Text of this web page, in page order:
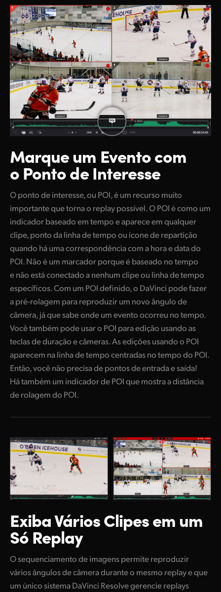
Marque um Eventocom
o Ponto de Interesse
O ponto de interesse, ou POI, é um recurso muito
importante que torna o replay possível. O POI é como um
indicador baseado em tempo e aparece em qualquer
clipe, ponto da linha de tempo ou ícone de repartição
quando há uma correspondência com a hora e data do
POI. Não é um marcador porque é baseado no tempo
e não está conectado a nenhum clipe ou linha de tempo
específicos. Com um POI definido, o DaVinci pode fazer
a pré-rolagem para reproduzir um novo ângulo de
câmera, já que sabe onde um evento ocorreu no tempo.
Você também pode usar o POI para edição usando as
teclas de duração e câmeras. As edições usando o POI
aparecem na linha de tempo centradas no tempo do POI.
Então, você não precisa de pontos de entrada e saída!
Há também um indicador de POI que mostra a distância
de rolagem do POI.
Exiba Vários Clipesem um
Só Replay
O sequenciamento de imagens permite reproduzir
vários ângulos de câmera durante o mesmo replay e que
um único sistema DaVinci Resolve gerencie replays